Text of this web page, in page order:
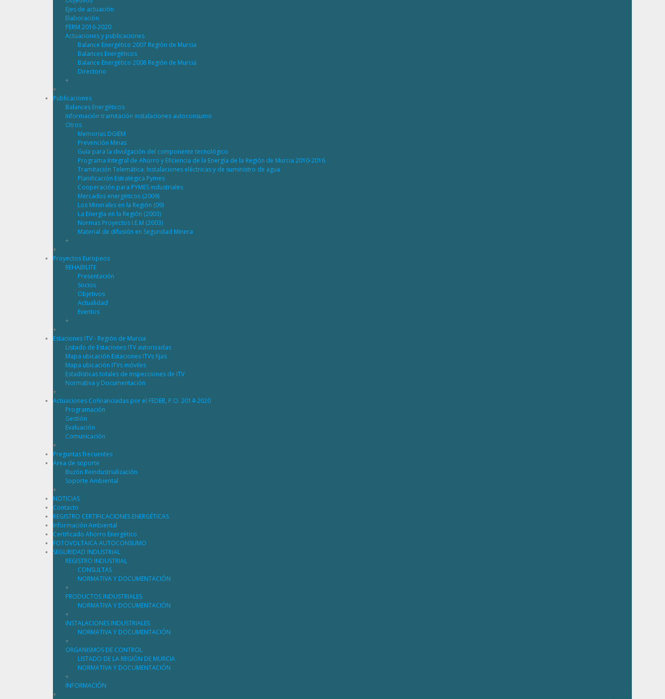
Ejes de actuación
Elaboración
PERM 2016-2020
Actuaciones y publicaciones
Balance Energético 2007 Región de Murcia
Balances Energéticos
Balance Energético 2008 Región de Murcia
Directorio
+
+
Publicaciones
Balances Energéticos
Información tramitación instalaciones autoconsumo
Otros
Memorias DGIEM
Prevención Minas
Guía para la divulgación del componente tecnológico
Programa Integral de Ahorro y Eficiencia de la Energía de la Región de Murcia 2010-2016
Tramitación Telemática: Instalaciones eléctricas y de suministro de agua
Planificación Estratégica Pymes
Cooperación para PYMES industriales
Mercados energéticos (2009)
Los Minerales en la Región (09)
La Energía en la Región (2003)
Normas Proyectos I.E.M (2003)
Material de difusión en Seguridad Minera
+
+
Proyectos Europeos
REHABILITE
Presentación
Socios
Objetivos
Actualidad
Eventos
+
+
Estaciones ITV - Región de Murcia
Listado de Estaciones ITV autorizadas
Mapa ubicación Estaciones ITVs fijas
Mapa ubicación ITVs móviles
Estadisticas totales de inspecciones de ITV
Normativa y Documentación
+
Actuaciones Cofinanciadas por el FEDER, P.O. 2014-2020
Programación
Gestión
Evaluación
Comunicación
+
Preguntas frecuentes
Área de soporte
Buzón Reindustrialización
Soporte Ambiental
+
NOTICIAS
Contacto
REGISTRO CERTIFICACIONES ENERGÉTICAS
Información Ambiental
Certificado Ahorro Energético
FOTOVOLTAICA AUTOCONSUMO
SEGURIDAD INDUSTRIAL
REGISTRO INDUSTRIAL
CONSULTAS
NORMATIVA Y DOCUMENTACIÓN
+
PRODUCTOS INDUSTRIALES
NORMATIVA Y DOCUMENTACIÓN
+
INSTALACIONES INDUSTRIALES
NORMATIVA Y DOCUMENTACIÓN
+
ORGANISMOS DE CONTROL
LISTADO DE LA REGIÓN DE MURCIA
NORMATIVA Y DOCUMENTACIÓN
+
INFORMACIÓN
+